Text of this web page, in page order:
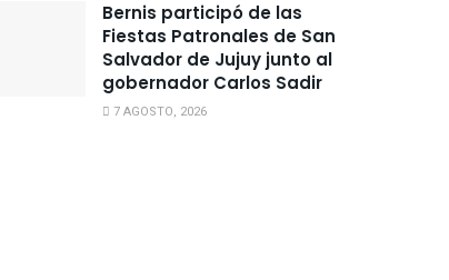
Bernis participó de las
Fiestas Patronales de San
Salvador de Jujuy junto al
gobernador Carlos Sadir
7 AGOSTO, 2026